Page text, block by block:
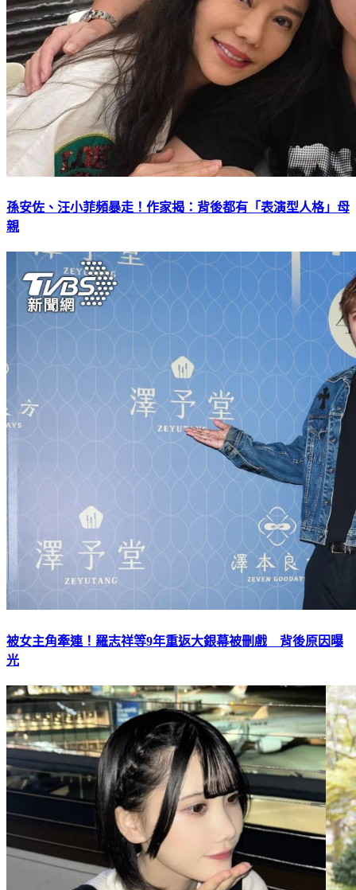
孫安佐、汪小菲頻暴走！作家揭：背後都有「表演型人格」母
親
被女主角牽連！羅志祥等9年重返大銀幕被刪戲 背後原因曝
光